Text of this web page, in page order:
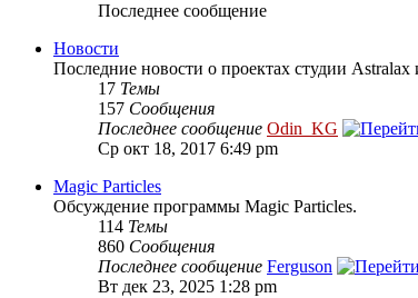
Последнее сообщение
Новости
Последние новости о проектах студии Astralax
17 Темы
157 Сообщения
Последнее сообщение Odin_KG
Ср окт 18, 2017 6:49 pm
Magic Particles
Обсуждение программы Magic Particles.
114 Темы
860 Сообщения
Последнее сообщение Ferguson
Вт дек 23, 2025 1:28 pm